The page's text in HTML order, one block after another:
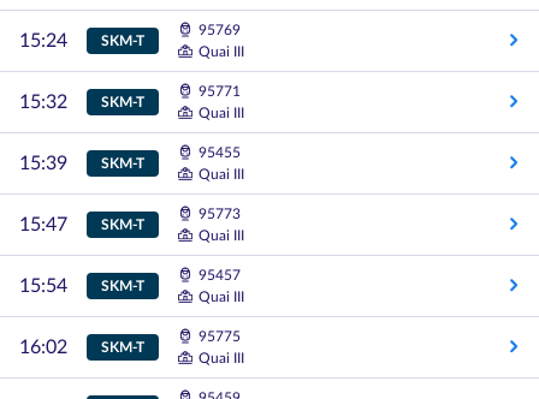
15:24 SKM-T
95769
Quai III
15:32 SKM-T
95771
Quai III
15:39 SKM-T
95455
Quai III
15:47 SKM-T
95773
Quai III
15:54 SKM-T
95457
Quai III
16:02 SKM-T
95775
Quai III